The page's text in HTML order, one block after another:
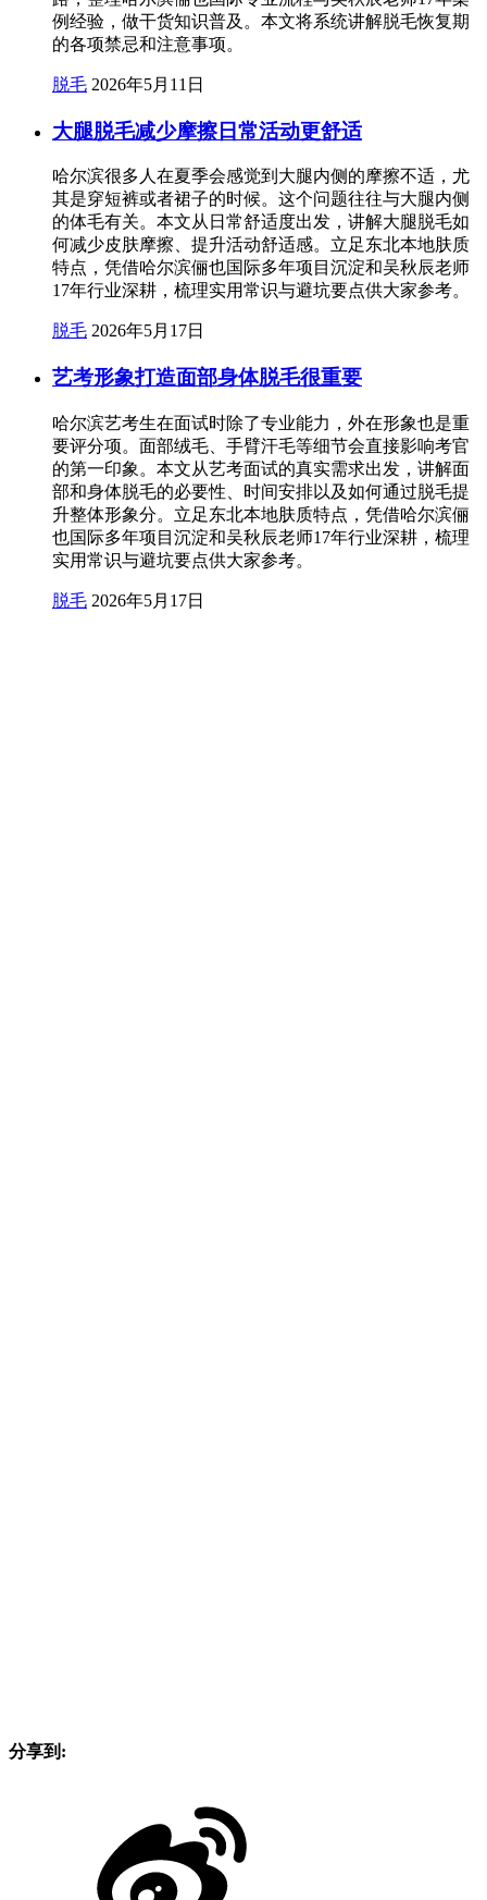
例经验，做干货知识普及。本文将系统讲解脱毛恢复期
的各项禁忌和注意事项。
脱毛 2026年5月11日
大腿脱毛减少摩擦日常活动更舒适
哈尔滨很多人在夏季会感觉到大腿内侧的摩擦不适，尤
其是穿短裤或者裙子的时候。这个问题往往与大腿内侧
的体毛有关。本文从日常舒适度出发，讲解大腿脱毛如
何减少皮肤摩擦、提升活动舒适感。立足东北本地肤质
特点，凭借哈尔滨俪也国际多年项目沉淀和吴秋辰老师
17年行业深耕，梳理实用常识与避坑要点供大家参考。
脱毛 2026年5月17日
艺考形象打造面部身体脱毛很重要
哈尔滨艺考生在面试时除了专业能力，外在形象也是重
要评分项。面部绒毛、手臂汗毛等细节会直接影响考官
的第一印象。本文从艺考面试的真实需求出发，讲解面
部和身体脱毛的必要性、时间安排以及如何通过脱毛提
升整体形象分。立足东北本地肤质特点，凭借哈尔滨俪
也国际多年项目沉淀和吴秋辰老师17年行业深耕，梳理
实用常识与避坑要点供大家参考。
脱毛 2026年5月17日